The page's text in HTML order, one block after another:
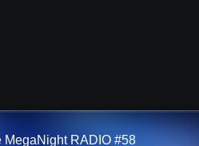
MegaNight RADIO #58